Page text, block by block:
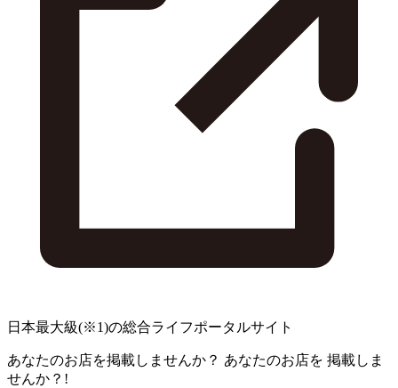
日本最大級(※1)の総合ライフポータルサイト
あなたのお店を掲載しませんか？ あなたのお店を 掲載しま
せんか？!